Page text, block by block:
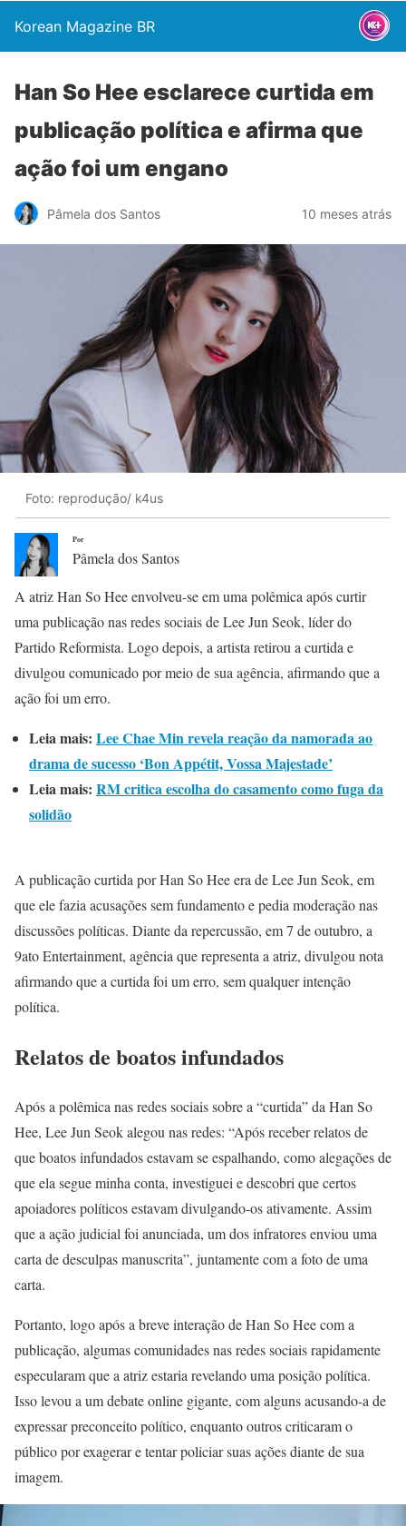
Korean Magazine BR
Han So Hee esclarece curtida em
publicação política e afirma que
ação foi um engano
Pâmela dos Santos 10 meses atrás
Foto: reprodução/ k4us
Por
Pâmela dos Santos
A atriz Han So Hee envolveu-se em uma polêmica após curtir
uma publicação nas redes sociais de Lee Jun Seok, líder do
Partido Reformista. Logo depois, a artista retirou a curtida e
divulgou comunicado por meio de sua agência, afirmando que a
ação foi um erro.
Leia mais: Lee Chae Min revela reação da namorada ao
drama de sucesso ‘Bon Appétit, Vossa Majestade’
Leia mais: RM critica escolha do casamento como fuga da
solidão
A publicação curtida por Han So Hee era de Lee Jun Seok, em
que ele fazia acusações sem fundamento e pedia moderação nas
discussões políticas. Diante da repercussão, em 7 de outubro, a
9ato Entertainment, agência que representa a atriz, divulgou nota
afirmando que a curtida foi um erro, sem qualquer intenção
política.
Relatos de boatos infundados
Após a polêmica nas redes sociais sobre a “curtida” da Han So
Hee, Lee Jun Seok alegou nas redes: “Após receber relatos de
que boatos infundados estavam se espalhando, como alegações de
que ela segue minha conta, investiguei e descobri que certos
apoiadores políticos estavam divulgando-os ativamente. Assim
que a ação judicial foi anunciada, um dos infratores enviou uma
carta de desculpas manuscrita”, juntamente com a foto de uma
carta.
Portanto, logo após a breve interação de Han So Hee com a
publicação, algumas comunidades nas redes sociais rapidamente
especularam que a atriz estaria revelando uma posição política.
Isso levou a um debate online gigante, com alguns acusando-a de
expressar preconceito político, enquanto outros criticaram o
público por exagerar e tentar policiar suas ações diante de sua
imagem.